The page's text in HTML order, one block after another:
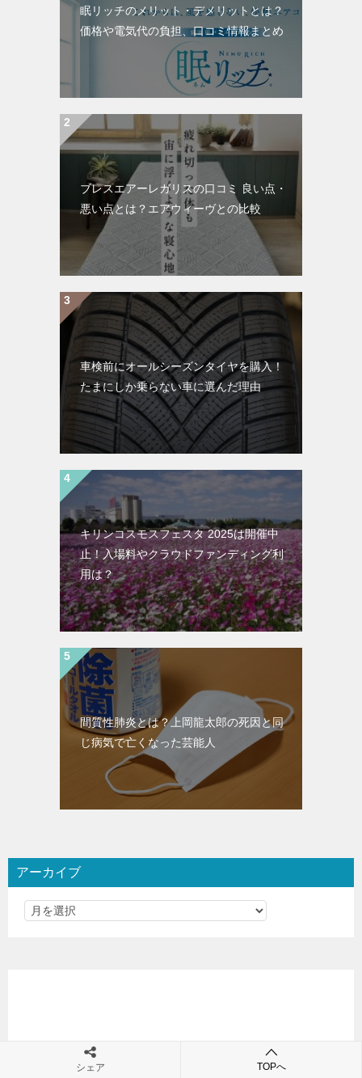
眠リッチのメリット・デメリットとは？
価格や電気代の負担、口コミ情報まとめ
ブレスエアーレガリスの口コミ 良い点・
悪い点とは？エアウィーヴとの比較
車検前にオールシーズンタイヤを購入！
たまにしか乗らない車に選んだ理由
キリンコスモスフェスタ 2025は開催中
止！入場料やクラウドファンディング利
用は？
間質性肺炎とは？上岡龍太郎の死因と同
じ病気で亡くなった芸能人
アーカイブ
シェア TOPへ